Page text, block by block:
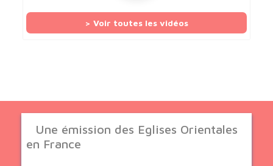
> Voir toutes les vidéos
Une émission des Eglises Orientales
en France